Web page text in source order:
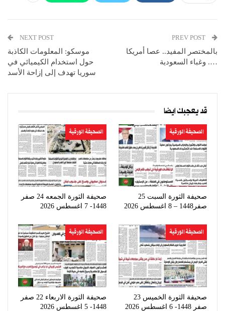
بالمختصر المفيد.. عصا أمريكا
…. وغباء السعودية
NEXT POST
موسكو: المعلومات الكاذبة
حول استخدام الكيميائي في
سوريا تهدف إلى إزاحة الأسد
قد يعجبك ايضا
الصحيفة الورقية
صحيفة الثورة السبت 25
صفر1448 – 8 اغسطس 2026
الصحيفة الورقية
صحيفة الثورة الجمعه 24 صفر
1448- 7 اغسطس 2026
الصحيفة الورقية
صحيفة الثورة الخميس 23
صفر 1448- 6 اغسطس 2026
الصحيفة الورقية
صحيفة الثورة الاربعاء 22 صفر
1448- 5 اغسطس 2026